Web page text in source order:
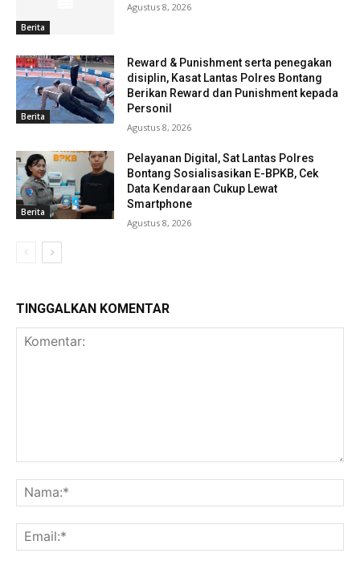
Berita
Agustus 8, 2026
Berita
Reward & Punishment serta penegakan
disiplin, Kasat Lantas Polres Bontang
Berikan Reward dan Punishment kepada
Personil
Agustus 8, 2026
Berita
Pelayanan Digital, Sat Lantas Polres
Bontang Sosialisasikan E-BPKB, Cek
Data Kendaraan Cukup Lewat
Smartphone
Agustus 8, 2026
TINGGALKAN KOMENTAR